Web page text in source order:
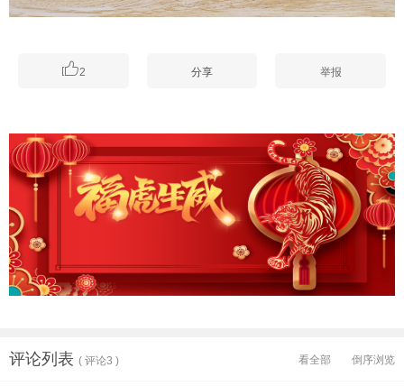
2 分享 举报
评论列表 ( 评论3 ) 看全部 倒序浏览